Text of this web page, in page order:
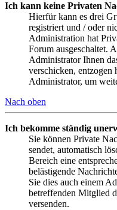
Ich kann keine Privaten
Hierfür kann es drei
registriert und / oder
Administration hat
Forum ausgeschaltet.
Administrator Ihnen
verschicken, entzogen
Administrator, um
Nach oben
Ich bekomme ständig
Sie können Private
sendet, automatisch
Bereich eine
belästigende
Sie dies auch einem
betreffenden Mitglied
versenden.